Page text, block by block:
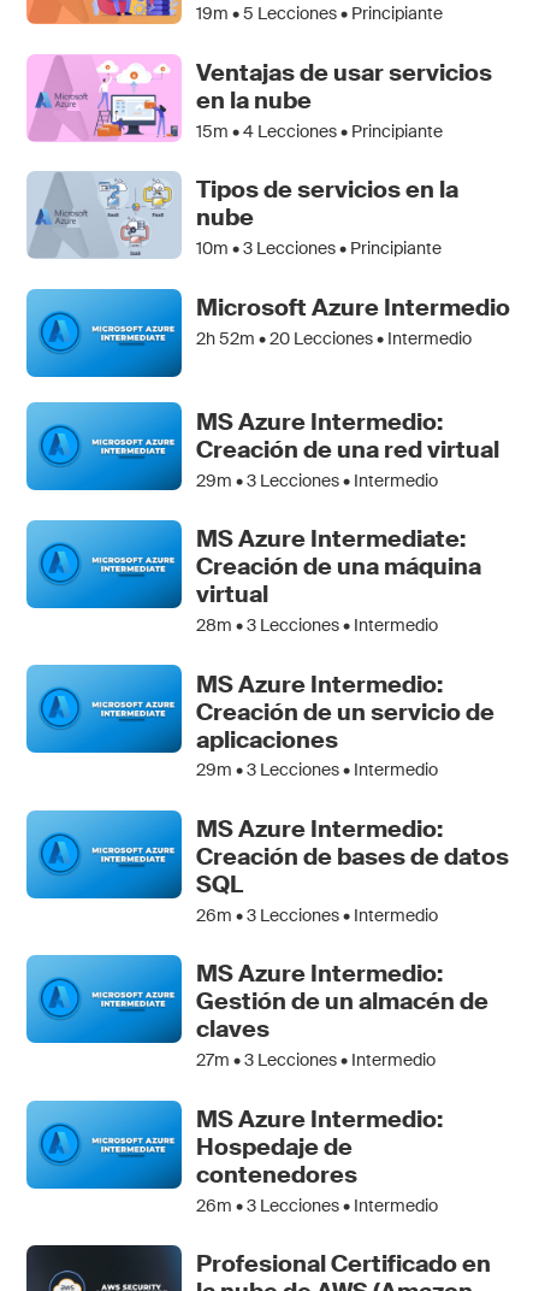
19m •5 Lecciones • Principiante
Ventajas de usar servicios
en la nube
15m •4 Lecciones • Principiante
Tipos de servicios en la
nube
10m •3 Lecciones • Principiante
Microsoft Azure Intermedio
2h 52m •20 Lecciones • Intermedio
MS Azure Intermedio:
Creación de una red virtual
29m •3 Lecciones • Intermedio
MS Azure Intermediate:
Creación de una máquina
virtual
28m •3 Lecciones • Intermedio
MS Azure Intermedio:
Creación de un servicio de
aplicaciones
29m •3 Lecciones • Intermedio
MS Azure Intermedio:
Creación de bases de datos
SQL
26m •3 Lecciones • Intermedio
MS Azure Intermedio:
Gestión de un almacén de
claves
27m •3 Lecciones • Intermedio
MS Azure Intermedio:
Hospedaje de
contenedores
26m •3 Lecciones • Intermedio
Profesional Certificado en